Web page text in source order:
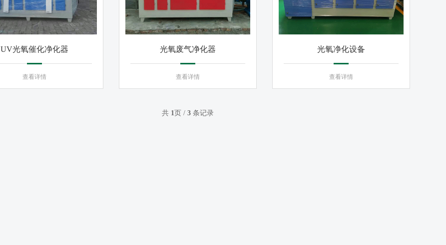
UV光氧催化净化器
查看详情
光氧废气净化器
查看详情
光氧净化设备
查看详情
共 1页 / 3 条记录